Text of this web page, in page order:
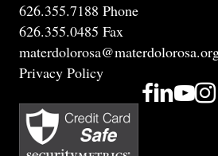
626.355.7188 Phone
626.355.0485 Fax
Privacy Policy